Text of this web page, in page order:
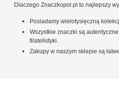
Dlaczego Znaczkopol.pl to najlepszy
Posiadamy wielotysięczną
Wszystkie znaczki są
filatelistyki.
Zakupy w naszym sklepie są